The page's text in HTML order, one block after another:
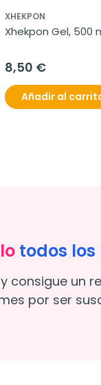
XHEKPON
Xhekpon Gel, 500
8,50 €
Añadir al
todos los
consigue un
por ser